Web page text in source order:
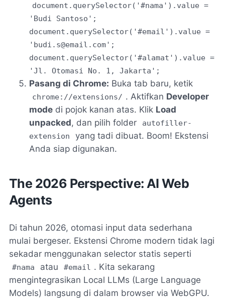
document.querySelector('#nama').value =
'Budi Santoso';
document.querySelector('#email').value =
' budi.s@email.com ';
document.querySelector('#alamat').value =
'Jl. Otomasi No. 1, Jakarta';
Pasang di Chrome: Buka tab baru, ketik
chrome://extensions/ . Aktifkan Developer
mode di pojok kanan atas. Klik Load
unpacked, dan pilih folder
autofiller-
extension
yang tadi dibuat. Boom! Ekstensi
Anda siap digunakan.
The 2026 Perspective: AI Web
Agents
Di tahun 2026, otomasi input data sederhana
mulai bergeser. Ekstensi Chrome modern tidak lagi
sekadar menggunakan selector statis seperti
#nama atau #email . Kita sekarang
mengintegrasikan Local LLMs (Large Language
Models) langsung di dalam browser via WebGPU.